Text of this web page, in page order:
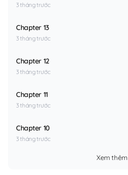
3 tháng trước
Chapter 13
3 tháng trước
Chapter 12
3 tháng trước
Chapter 11
3 tháng trước
Chapter 10
3 tháng trước
Xem thêm